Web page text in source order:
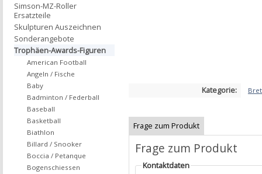
Kategorie:
Frage zum Produkt
Frage zum Produkt
Kontaktdaten
Simson-MZ-Roller
Ersatzteile
Skulpturen Auszeichnen
Sonderangebote
Trophäen-Awards-Figuren
American Football
Angeln / Fische
Baby
Badminton / Federball
Baseball
Basketball
Biathlon
Billard / Snooker
Boccia / Petanque
Bogenschiessen